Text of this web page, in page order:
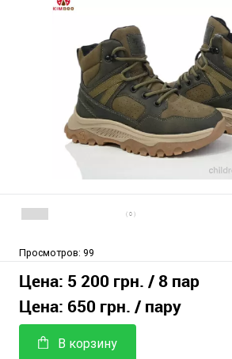
( 0 )
Просмотров: 99
Цена: 5 200 грн. / 8 пар
Цена: 650 грн. / пару
В корзину